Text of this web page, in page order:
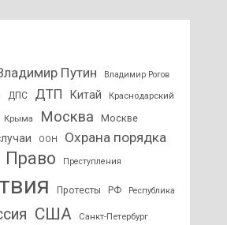
Путин Владимир Рогов
ДПС ДТП Китай Краснодарский
Крыма Москва Москве
ООН Охрана порядка
Право Преступления
Протесты РФ Республика
США
Санкт-Петербург